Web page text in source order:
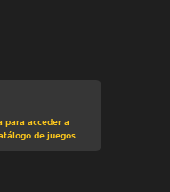
original de US$19.99
para acceder a
de juegos